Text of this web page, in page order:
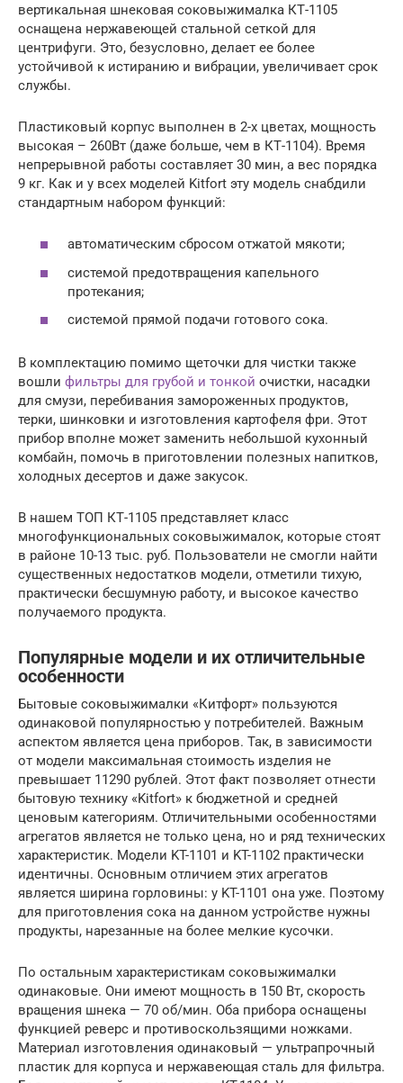
вертикальная шнековая соковыжималка КТ-1105
оснащена нержавеющей стальной сеткой для
центрифуги. Это, безусловно, делает ее более
устойчивой к истиранию и вибрации, увеличивает срок
службы.
Пластиковый корпус выполнен в 2-х цветах, мощность
высокая – 260Вт (даже больше, чем в КТ-1104). Время
непрерывной работы составляет 30 мин, а вес порядка
9 кг. Как и у всех моделей Kitfort эту модель снабдили
стандартным набором функций:
автоматическим сбросом отжатой мякоти;
системой предотвращения капельного
протекания;
системой прямой подачи готового сока.
В комплектацию помимо щеточки для чистки также
вошли фильтры для грубой и тонкой очистки, насадки
для смузи, перебивания замороженных продуктов,
терки, шинковки и изготовления картофеля фри. Этот
прибор вполне может заменить небольшой кухонный
комбайн, помочь в приготовлении полезных напитков,
холодных десертов и даже закусок.
В нашем ТОП КТ-1105 представляет класс
многофункциональных соковыжималок, которые стоят
в районе 10-13 тыс. руб. Пользователи не смогли найти
существенных недостатков модели, отметили тихую,
практически бесшумную работу, и высокое качество
получаемого продукта.
Популярные модели и их отличительные
особенности
Бытовые соковыжималки «Китфорт» пользуются
одинаковой популярностью у потребителей. Важным
аспектом является цена приборов. Так, в зависимости
от модели максимальная стоимость изделия не
превышает 11290 рублей. Этот факт позволяет отнести
бытовую технику «Kitfort» к бюджетной и средней
ценовым категориям. Отличительными особенностями
агрегатов является не только цена, но и ряд технических
характеристик. Модели KT-1101 и KT-1102 практически
идентичны. Основным отличием этих агрегатов
является ширина горловины: у KT-1101 она уже. Поэтому
для приготовления сока на данном устройстве нужны
продукты, нарезанные на более мелкие кусочки.
По остальным характеристикам соковыжималки
одинаковые. Они имеют мощность в 150 Вт, скорость
вращения шнека — 70 об/мин. Оба прибора оснащены
функцией реверс и противоскользящими ножками.
Материал изготовления одинаковый — ультрапрочный
пластик для корпуса и нержавеющая сталь для фильтра.